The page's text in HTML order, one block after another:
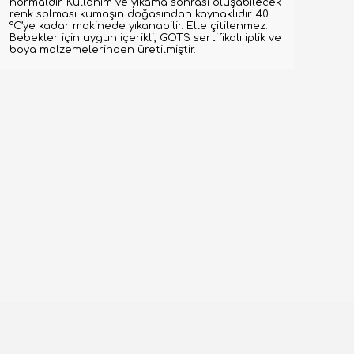
normaldir. Kullanım ve yıkama sonrası oluşabilecek
renk solması kumaşın doğasından kaynaklıdır. 40
°C’ye kadar makinede yıkanabilir. Elle çitilenmez.
Bebekler için uygun içerikli, GOTS sertifikalı iplik ve
boya malzemelerinden üretilmiştir.